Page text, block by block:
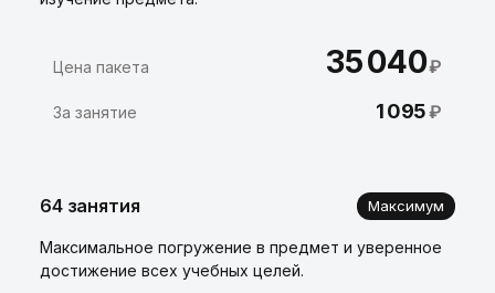
Цена пакета 35 040₽
За занятие 1 095₽
64 занятия Максимум
Максимальное погружение в предмет и уверенное
достижение всех учебных целей.